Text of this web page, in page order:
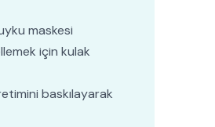
maskesi
için kulak
baskılayarak